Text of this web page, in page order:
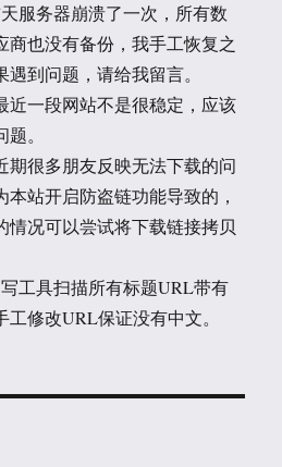
服务器崩溃了一次，所有数
商也没有备份，我手工恢复之
到问题，请给我留言。
近一段网站不是很稳定，应该
。
期很多朋友反映无法下载的问
站开启防盗链功能导致的，
情况可以尝试将下载链接拷贝
工具扫描所有标题URL带有
修改URL保证没有中文。